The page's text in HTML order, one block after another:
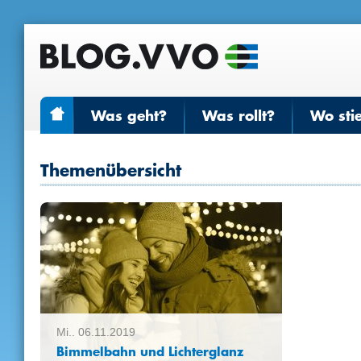
Was geht? Was rollt? Wo
Themenübersicht
Mi.. 06.11.2019
Bimmelbahn und Lichterglanz